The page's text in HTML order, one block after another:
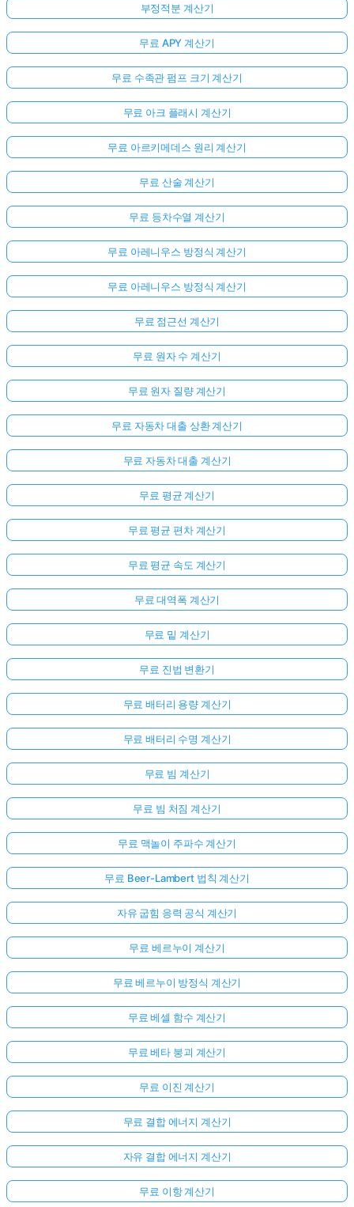
직
질
부정적분 계산기
무료 APY 계산기
무료 수족관 펌프 크기 계산기
무료 아크 플래시 계산기
무료 아르키메데스 원리 계산기
무료 산술 계산기
무료 등차수열 계산기
무료 아레니우스 방정식 계산기
무료 아레니우스 방정식 계산기
무료 점근선 계산기
무료 원자 수 계산기
무료 원자 질량 계산기
무료 자동차 대출 상환 계산기
무료 자동차 대출 계산기
무료 평균 계산기
무료 평균 편차 계산기
무료 평균 속도 계산기
무료 대역폭 계산기
무료 밑 계산기
무료 진법 변환기
무료 배터리 용량 계산기
무료 배터리 수명 계산기
무료 빔 계산기
무료 빔 처짐 계산기
무료 맥놀이 주파수 계산기
무료 Beer-Lambert 법칙 계산기
자유 굽힘 응력 공식 계산기
무료 베르누이 계산기
무료 베르누이 방정식 계산기
무료 베셀 함수 계산기
무료 베타 붕괴 계산기
무료 이진 계산기
무료 결합 에너지 계산기
자유 결합 에너지 계산기
무료 이항 계산기